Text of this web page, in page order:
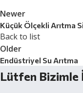
Newer
Küçük Ölçekli Arıtma
Back to list
Older
Endüstriyel Su Arıtma
Lütfen Bizimle